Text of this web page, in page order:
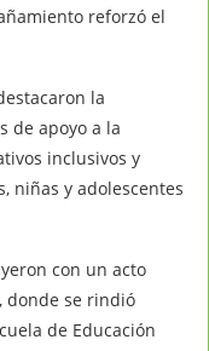
reforzó el
la
de apoyo a la
inclusivos y
niñas y adolescentes
con un acto
donde se rindió
de Educación